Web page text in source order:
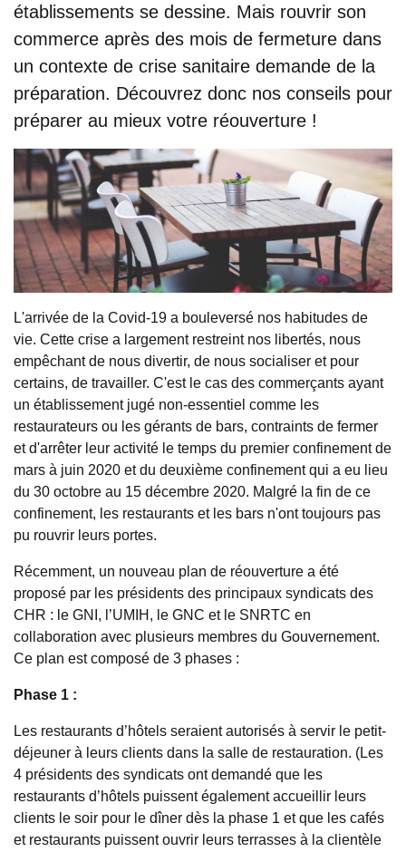
établissements se dessine. Mais rouvrir son
commerce après des mois de fermeture dans
un contexte de crise sanitaire demande de la
préparation. Découvrez donc nos conseils pour
préparer au mieux votre réouverture !
L'arrivée de la Covid-19 a bouleversé nos habitudes de
vie. Cette crise a largement restreint nos libertés, nous
empêchant de nous divertir, de nous socialiser et pour
certains, de travailler. C'est le cas des commerçants ayant
un établissement jugé non-essentiel comme les
restaurateurs ou les gérants de bars, contraints de fermer
et d'arrêter leur activité le temps du premier confinement de
mars à juin 2020 et du deuxième confinement qui a eu lieu
du 30 octobre au 15 décembre 2020. Malgré la fin de ce
confinement, les restaurants et les bars n'ont toujours pas
pu rouvrir leurs portes.
Récemment, un nouveau plan de réouverture a été
proposé par les présidents des principaux syndicats des
CHR : le GNI, l’UMIH, le GNC et le SNRTC en
collaboration avec plusieurs membres du Gouvernement.
Ce plan est composé de 3 phases :
Phase 1 :
Les restaurants d’hôtels seraient autorisés à servir le petit-
déjeuner à leurs clients dans la salle de restauration. (Les
4 présidents des syndicats ont demandé que les
restaurants d’hôtels puissent également accueillir leurs
clients le soir pour le dîner dès la phase 1 et que les cafés
et restaurants puissent ouvrir leurs terrasses à la clientèle